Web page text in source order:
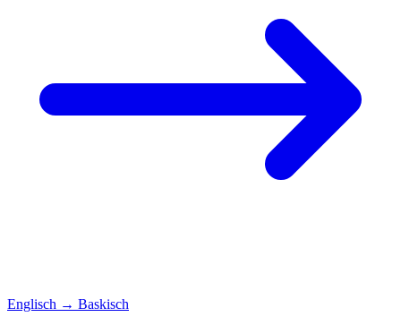
Englisch → Baskisch